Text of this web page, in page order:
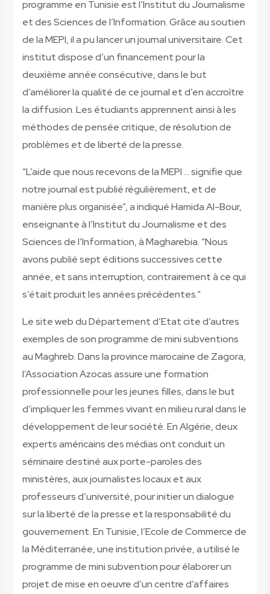
programme en Tunisie est l’Institut du Journalisme
et des Sciences de l’Information. Grâce au soutien
de la MEPI, il a pu lancer un journal universitaire. Cet
institut dispose d’un financement pour la
deuxième année consécutive, dans le but
d’améliorer la qualité de ce journal et d’en accroître
la diffusion. Les étudiants apprennent ainsi à les
méthodes de pensée critique, de résolution de
problèmes et de liberté de la presse.
“L’aide que nous recevons de la MEPI … signifie que
notre journal est publié régulièrement, et de
manière plus organisée”, a indiqué Hamida Al-Bour,
enseignante à l’Institut du Journalisme et des
Sciences de l’Information, à Magharebia. “Nous
avons publié sept éditions successives cette
année, et sans interruption, contrairement à ce qui
s’était produit les années précédentes.”
Le site web du Département d’Etat cite d’autres
exemples de son programme de mini subventions
au Maghreb. Dans la province marocaine de Zagora,
l’Association Azocas assure une formation
professionnelle pour les jeunes filles, dans le but
d’impliquer les femmes vivant en milieu rural dans le
développement de leur société. En Algérie, deux
experts américains des médias ont conduit un
séminaire destiné aux porte-paroles des
ministères, aux journalistes locaux et aux
professeurs d’université, pour initier un dialogue
sur la liberté de la presse et la responsabilité du
gouvernement. En Tunisie, l’Ecole de Commerce de
la Méditerranée, une institution privée, a utilisé le
programme de mini subvention pour élaborer un
projet de mise en oeuvre d’un centre d’affaires